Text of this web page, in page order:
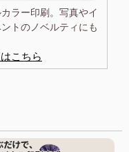
ラー印刷。写真やイ
トのノベルティにも
こちら